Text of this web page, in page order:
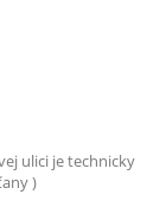
ulici je technicky
)